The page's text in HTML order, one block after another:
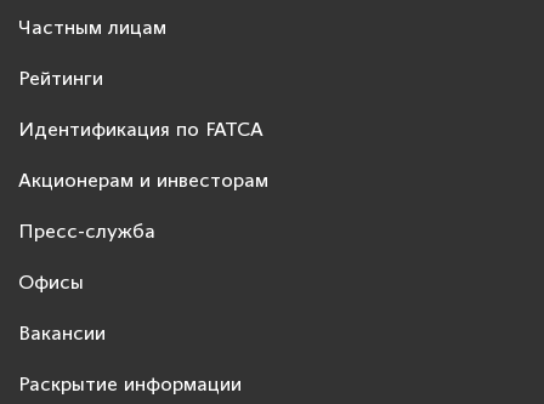
Частным лицам
Рейтинги
Идентификация по FATCA
Акционерам и инвесторам
Пресс-служба
Офисы
Вакансии
Раскрытие информации